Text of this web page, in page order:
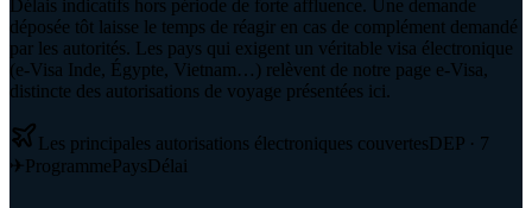
Délais indicatifs hors période de forte affluence. Une demande
déposée tôt laisse le temps de réagir en cas de complément demandé
par les autorités. Les pays qui exigent un véritable visa électronique
(e-Visa Inde, Égypte, Vietnam…) relèvent de notre page e-Visa,
distincte des autorisations de voyage présentées ici.
Les principales autorisations électroniques couvertesDEP · 7
✈ ProgrammePaysDélai